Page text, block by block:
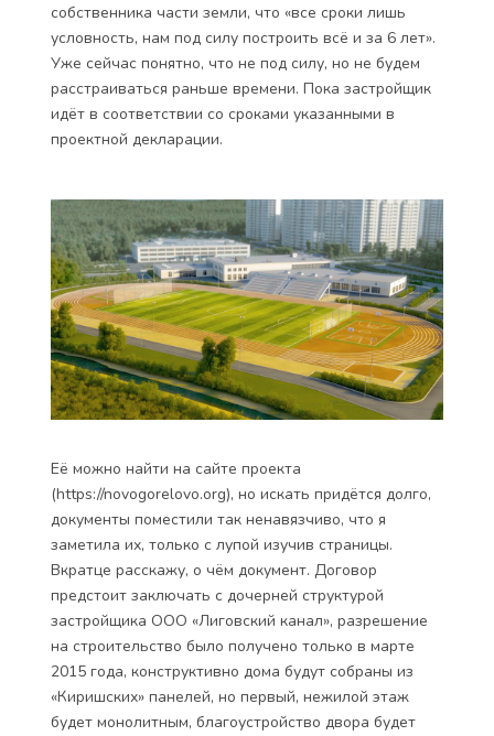
собственника части земли, что «все сроки лишь
условность, нам под силу построить всё и за 6 лет».
Уже сейчас понятно, что не под силу, но не будем
расстраиваться раньше времени. Пока застройщик
идёт в соответствии со сроками указанными в
проектной декларации.
Её можно найти на сайте проекта
(https://novogorelovo.org), но искать придётся долго,
документы поместили так ненавязчиво, что я
заметила их, только с лупой изучив страницы.
Вкратце расскажу, о чём документ. Договор
предстоит заключать с дочерней структурой
застройщика ООО «Лиговский канал», разрешение
на строительство было получено только в марте
2015 года, конструктивно дома будут собраны из
«Киришских» панелей, но первый, нежилой этаж
будет монолитным, благоустройство двора будет